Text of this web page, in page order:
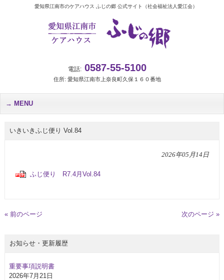
愛知県江南市のケアハウス ふじの郷 公式サイト（社会福祉法人愛江会）
電話:0587-55-5100
住所: 愛知県江南市上奈良町久保１６０番地
MENU
いきいきふじ便り Vol.84
2026年05月14日
ふじ便り R7.4月Vol.84
« 前のページ 次のページ »
お知らせ・更新履歴
重要事項説明書
2026年7月21日